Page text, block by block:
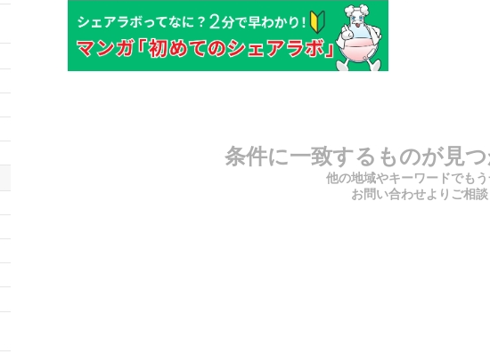
条件に一致するものが見
他の地域やキーワードでもう
お問い合わせよりご相